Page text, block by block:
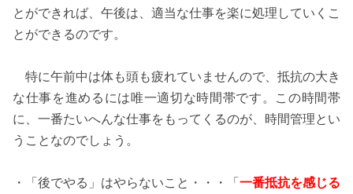
とができれば、午後は、適当な仕事を楽に処理していくこ
とができるのです。
特に午前中は体も頭も疲れていませんので、抵抗の大き
な仕事を進めるには唯一適切な時間帯です。この時間帯
に、一番たいへんな仕事をもってくるのが、時間管理とい
うことなのでしょう。
・「後でやる」はやらないこと・・・「一番抵抗を感じる